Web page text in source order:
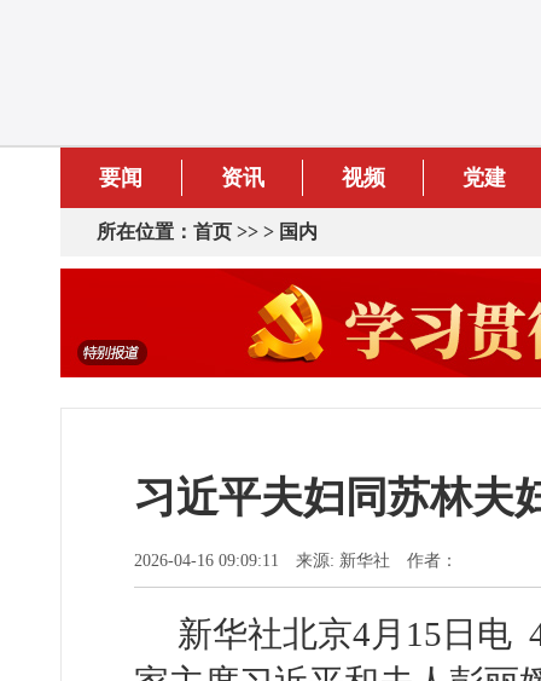
要闻 资讯 视频 党建
所在位置： 首页 >> > 国内
习近平夫妇同苏林夫
2026-04-16 09:09:11 来源: 新华社 作者：
新华社北京4月15日电